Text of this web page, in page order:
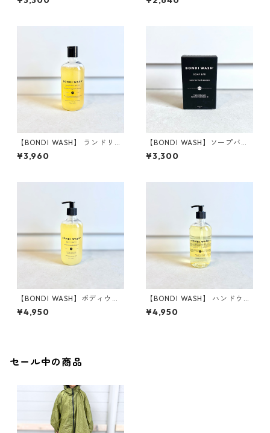
【BONDI WASH】 ランドリー
ウォッシュ
¥3,960
【BONDI WASH】ソープバー
(固形石鹸)
¥3,300
【BONDI WASH】ボディウォ
ッシュ
¥4,950
【BONDI WASH】 ハンドウォ
ッシュ
¥4,950
セール中の商品